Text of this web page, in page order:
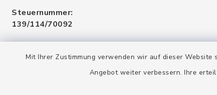
Mit Ihrer Zustimmung verwenden wir auf dieser
Angebot weiter verbessern. Ihre
Steuernummer:
139/114/70092
DE128 378 377